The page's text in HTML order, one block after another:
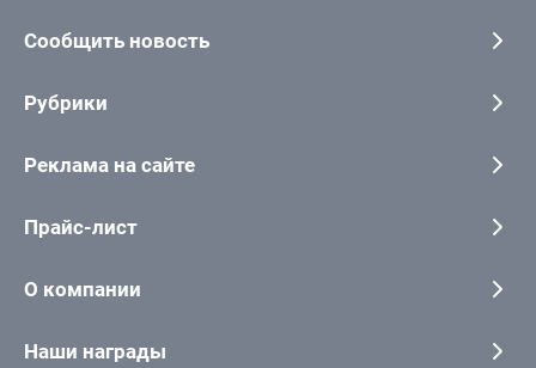
Сообщить новость
Рубрики
Реклама на сайте
Прайс-лист
О компании
Наши награды